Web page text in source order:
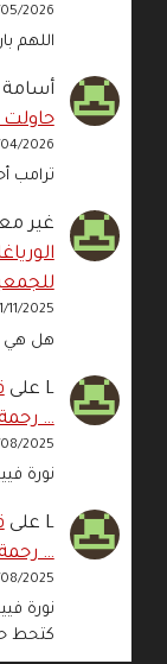
05/2026
اللهم
أسامة
حاولت
2026
ترامب
غير
11/2025
هل هي
L على
…
2025
نورة
L على
…
2025
نورة
كتحط